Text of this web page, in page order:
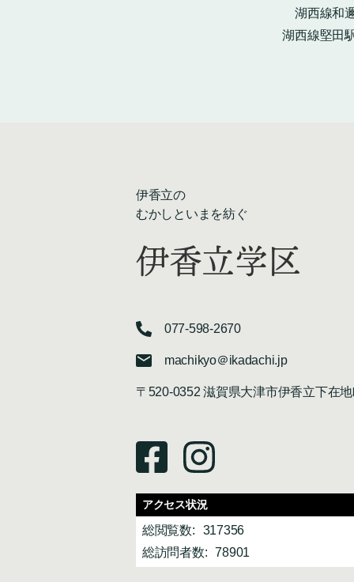
湖西線和
湖西線堅田
伊香立の
むかしといまを紡ぐ
伊香立学区
077-598-2670
machikyo＠ikadachi.jp
〒520-0352 滋賀県大津市伊香立下在
アクセス状況
総閲覧数:
317356
総訪問者数:
78901